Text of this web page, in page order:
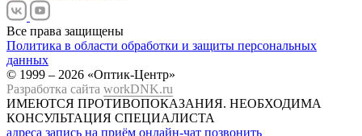
Все права защищены
Политика в области обработки и защиты персональных
данных
© 1999 – 2026 «Оптик-Центр»
Разработка сайта workDNK.ru
ИМЕЮТСЯ ПРОТИВОПОКАЗАНИЯ. НЕОБХОДИМА
КОНСУЛЬТАЦИЯ СПЕЦИАЛИСТА
адреса запись на приём онлайн-чат позвонить